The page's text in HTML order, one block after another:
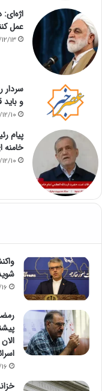
عمل
13
سردار
و
10
پیام
خامنه
10